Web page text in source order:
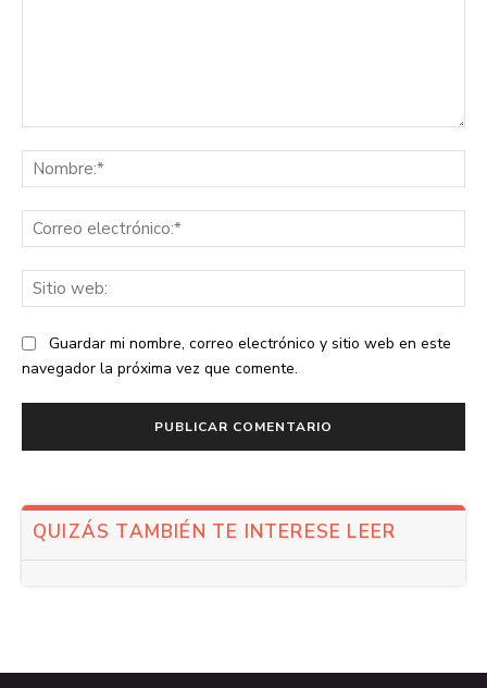
Guardar mi nombre, correo electrónico y sitio web en este
navegador la próxima vez que comente.
QUIZÁS TAMBIÉN TE INTERESE LEER